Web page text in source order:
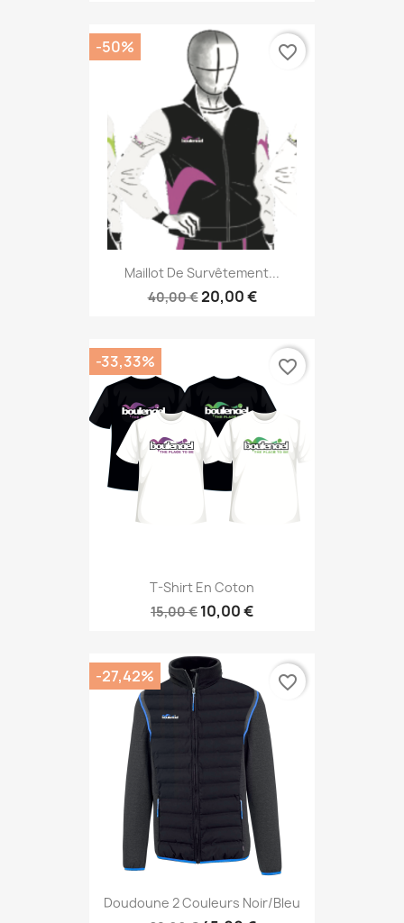
Maillot De Survêtement...
40,00 €20,00 €
-50% favorite_border
T-Shirt En Coton
15,00 € 10,00 €
-33,33% favorite_border
Doudoune 2 Couleurs Noir/bleu
-27,42% favorite_border